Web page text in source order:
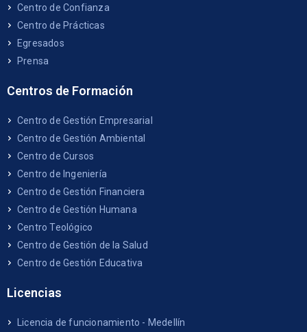
Centro de Confianza
Centro de Prácticas
Egresados
Prensa
Centros de Formación
Centro de Gestión Empresarial
Centro de Gestión Ambiental
Centro de Cursos
Centro de Ingeniería
Centro de Gestión Financiera
Centro de Gestión Humana
Centro Teológico
Centro de Gestión de la Salud
Centro de Gestión Educativa
Licencias
Licencia de funcionamiento - Medellín